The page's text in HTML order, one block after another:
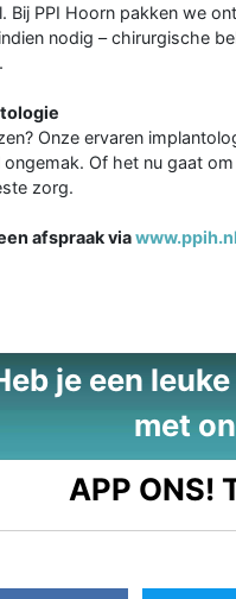
Bij PPI Hoorn pakken we
nodig – chirurgische
Onze ervaren
ongemak. Of het nu gaat
zorg.
afspraak viawww.ppih.nl
je een
met
APP ONS!